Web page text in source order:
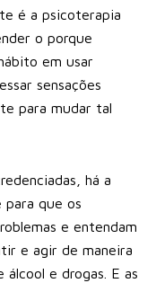
é a psicoterapia
o porque
em usar
sensações
para mudar tal
há a
que os
e entendam
e agir de maneira
álcool e drogas. E as